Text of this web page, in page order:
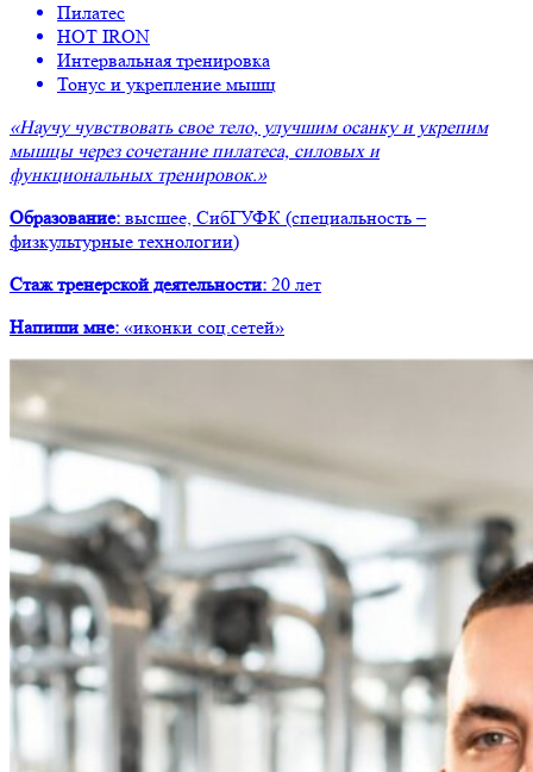
Пилатес
HOT IRON
Интервальная тренировка
Тонус и укрепление мышц
«Научу чувствовать свое тело, улучшим осанку и укрепим
мышцы через сочетание пилатеса, силовых и
функциональных тренировок.»
Образование: высшее, СибГУФК (специальность –
физкультурные технологии)
Стаж тренерской деятельности: 20 лет
Напиши мне: «иконки соц.сетей»